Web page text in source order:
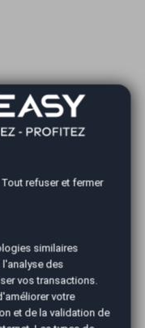
Tout refuser et fermer
similaires
des
vos transactions.
votre
et de la validation de